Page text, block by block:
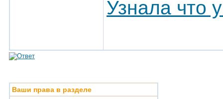
Узнала что
Ваши права в разделе